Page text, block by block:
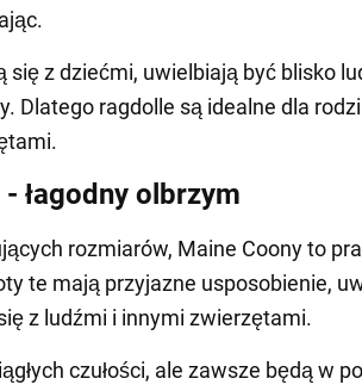
się z dziećmi, uwielbiają być blisko
Dlatego ragdolle są idealne dla
łagodny olbrzym
rozmiarów, Maine Coony to
te mają przyjazne usposobienie,
z ludźmi i innymi zwierzętami.
czułości, ale zawsze będą w